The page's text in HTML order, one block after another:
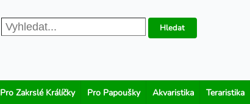
Hledat
Pro Zakrslé Králíčky Pro Papoušky Akvaristika Teraristika